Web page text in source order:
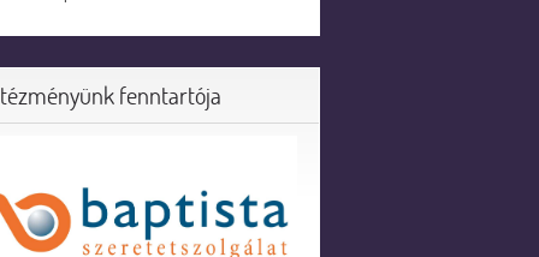
fenntartója